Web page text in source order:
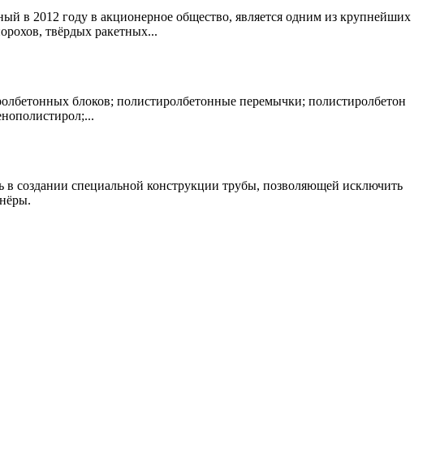
в 2012 году в акционерное общество, является одним из крупнейших
твёрдых ракетных...
блоков; полистиролбетонные перемычки; полистиролбетон
создании специальной конструкции трубы, позволяющей исключить